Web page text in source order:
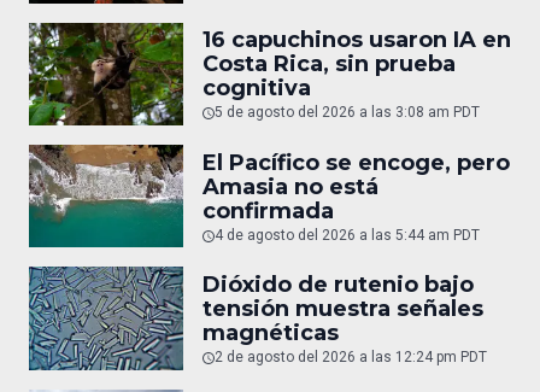
16 capuchinos usaron IA en
Costa Rica, sin prueba
cognitiva
5 de agosto del 2026 a las 3:08 am PDT
El Pacífico se encoge, pero
Amasia no está
confirmada
4 de agosto del 2026 a las 5:44 am PDT
Dióxido de rutenio bajo
tensión muestra señales
magnéticas
2 de agosto del 2026 a las 12:24 pm PDT